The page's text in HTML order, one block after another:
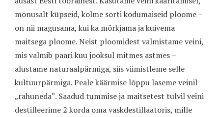
mõnusalt küpseid, kolme sorti kodumaiseid ploome –
on nii magusama, kui ka mõrkjama ja kuivema
maitsega ploome. Neist ploomidest valmistame veini,
mis valmib paari kuu jooksul mitmes astmes –
alustame naturaalpärmiga, siis viimistleme selle
kultuurpärmiga. Peale käärmise lõppu laseme veinil
„rahuneda“. Saadud tummise ja maitsetest tulvil veini
destilleerime 2 korda oma vaskdestillaatoris, mille